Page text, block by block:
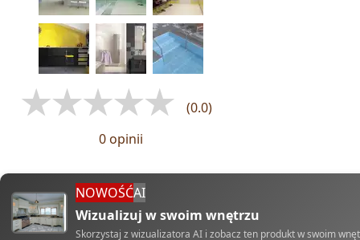
(0.0)
0 opinii
NOWOŚĆAI
Wizualizuj w swoim wnętrzu
Skorzystaj z wizualizatora AI i zobacz ten produkt w swoim